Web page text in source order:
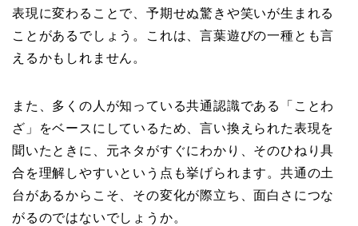
表現に変わることで、予期せぬ驚きや笑いが生まれる
ことがあるでしょう。これは、言葉遊びの一種とも言
えるかもしれません。
また、多くの人が知っている共通認識である「ことわ
ざ」をベースにしているため、言い換えられた表現を
聞いたときに、元ネタがすぐにわかり、そのひねり具
合を理解しやすいという点も挙げられます。共通の土
台があるからこそ、その変化が際立ち、面白さにつな
がるのではないでしょうか。